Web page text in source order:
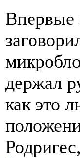
Впервые
держал
как это